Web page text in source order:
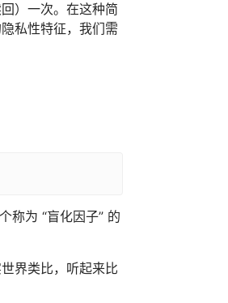
）一次。在这种简
私性特征，我们需
称为 “盲化因子” 的
界类比，听起来比